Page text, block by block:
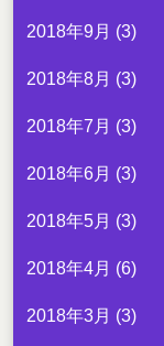
2018年9月 (3)
2018年8月 (3)
2018年7月 (3)
2018年6月 (3)
2018年5月 (3)
2018年4月 (6)
2018年3月 (3)